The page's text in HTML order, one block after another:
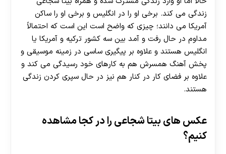
زندگی می کند. برخی او را در انگلیس و برخی او را ساکن
آمریکا می دانند؛ چیزی که واضح است این است که احتمالاً
مداوم در حال رفت و آمد بین سه کشور ترکیه و آمریکا یا
انگلیس هستند و علاوه بر پیگیری ساسی در زمینه موسیقی و
پخش آهنگ همسرش هم به کارهای خود رسیدگی می کند و
علاوه بر فضای کار در کنار هم نیز در حال سپری کردن زندگی
هستند.
عکس های بیتا شجاعی را در کجا مشاهده
کنیم؟